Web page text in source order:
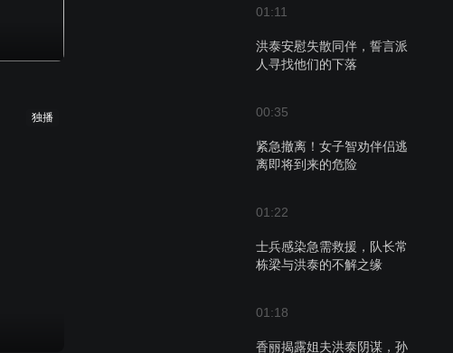
01:11
洪泰安慰失散同伴，誓言派
人寻找他们的下落
00:35
紧急撤离！女子智劝伴侣逃
离即将到来的危险
01:22
士兵感染急需救援，队长常
栋梁与洪泰的不解之缘
01:18
香丽揭露姐夫洪泰阴谋，孙
独播